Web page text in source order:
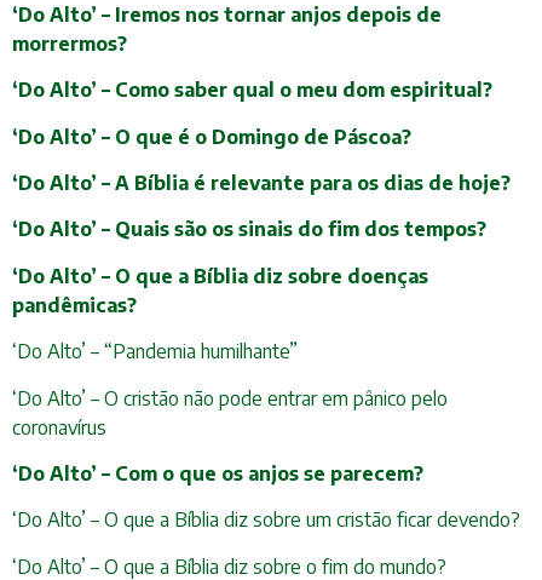
‘Do Alto’ – Iremos nos tornar anjos depois de
morrermos?
‘Do Alto’ – Como saber qual o meu dom espiritual?
‘Do Alto’ – O que é o Domingo de Páscoa?
‘Do Alto’ – A Bíblia é relevante para os dias de hoje?
‘Do Alto’ – Quais são os sinais do fim dos tempos?
‘Do Alto’ – O que a Bíblia diz sobre doenças
pandêmicas?
‘Do Alto’ – “Pandemia humilhante”
‘Do Alto’ – O cristão não pode entrar em pânico pelo
coronavírus
‘Do Alto’ – Com o que os anjos se parecem?
‘Do Alto’ – O que a Bíblia diz sobre um cristão ficar devendo?
‘Do Alto’ – O que a Bíblia diz sobre o fim do mundo?